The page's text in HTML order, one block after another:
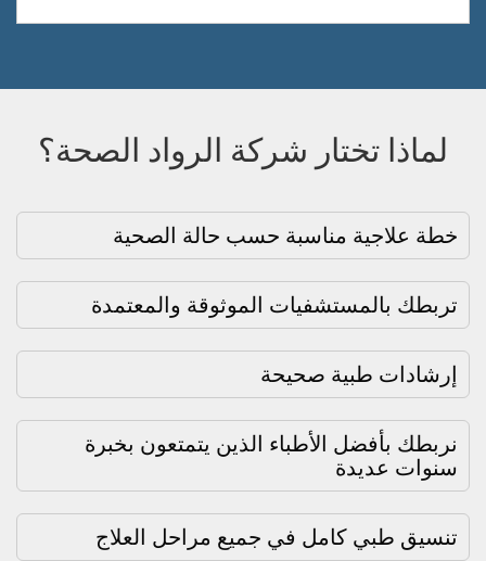
لماذا تختار شركة الرواد الصحة؟
خطة علاجية مناسبة حسب حالة الصحية
تربطك بالمستشفيات الموثوقة والمعتمدة
إرشادات طبية صحيحة
نربطك بأفضل الأطباء الذين يتمتعون بخبرة
سنوات عديدة
تنسيق طبي كامل في جميع مراحل العلاج